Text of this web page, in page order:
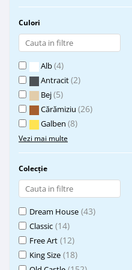
Plasă Termoizolație
Plasă Tencuieli și Șape
Alte Plase
Doze și Platforme
Adezivi Termoizolații
Benzi Adezive
Barieră de Vapori
Etanșare Străpungeri
Vată Minerală
Vată Bazaltică
Polistiren Expandat & Extrudat
Finisaje
Accesorii Finisaje
Uși de Vizitare
Culori
Alb(4)
Antracit(2)
Bej(5)
Cărămiziu (26)
Galben (8)
Vezi mai multe
Colecție
Dream House (43)
Classic (14)
Free Art (12)
King Size (18)